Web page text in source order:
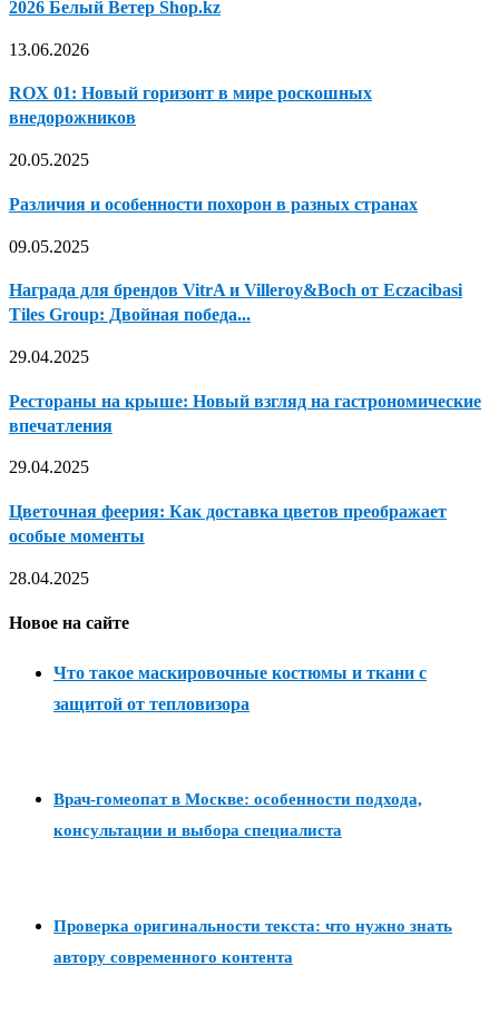
2026 Белый Ветер Shop.kz
13.06.2026
ROX 01: Новый горизонт в мире роскошных
внедорожников
20.05.2025
Различия и особенности похорон в разных странах
09.05.2025
Награда для брендов VitrA и Villeroy&Boch от Eczacibasi
Tiles Group: Двойная победа...
29.04.2025
Рестораны на крыше: Новый взгляд на гастрономические
впечатления
29.04.2025
Цветочная феерия: Как доставка цветов преображает
особые моменты
28.04.2025
Новое на сайте
Что такое маскировочные костюмы и ткани с
защитой от тепловизора
Врач-гомеопат в Москве: особенности подхода,
консультации и выбора специалиста
Проверка оригинальности текста: что нужно знать
автору современного контента